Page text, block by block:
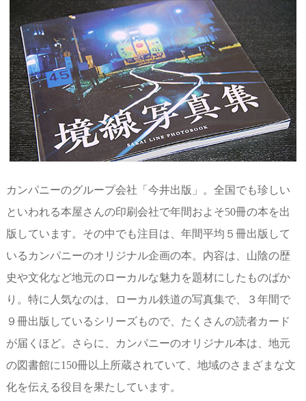
カンパニーのグループ会社「今井出版」。全国でも珍しい
といわれる本屋さんの印刷会社で年間およそ50冊の本を出
版しています。その中でも注目は、年間平均５冊出版して
いるカンパニーのオリジナル企画の本。内容は、山陰の歴
史や文化など地元のローカルな魅力を題材にしたものばか
り。特に人気なのは、ローカル鉄道の写真集で、３年間で
９冊出版しているシリーズもので、たくさんの読者カード
が届くほど。さらに、カンパニーのオリジナル本は、地元
の図書館に150冊以上所蔵されていて、地域のさまざまな文
化を伝える役目を果たしています。